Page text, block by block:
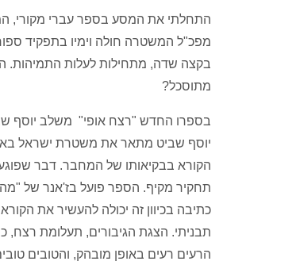
התחלתי את המסע בספר עברי מקורי,
מפכ"ל המשטרה חולה וימיו בתפקיד
בקצה שדה, מתחילות לעלות התמיהות.
מתוסכל?
בספרו החדש "רצח אופי" משלב יוסף
יוסף שביט מתאר את משטרת ישראל
הקורא בבקיאותו של המחבר. דבר
תחקיר מקיף. הספר פועל בז'אנר של "מה
כתיבה בכיוון זה יכולה להעשיר את
תבניתי. הצגת הגיבורים, תעלומת
הרעים רעים באופן מובהק, והטובים